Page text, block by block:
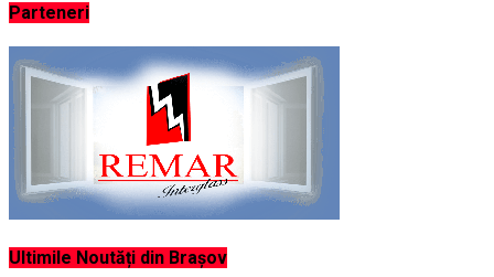
Parteneri
Ultimile Noutăți din Brașov